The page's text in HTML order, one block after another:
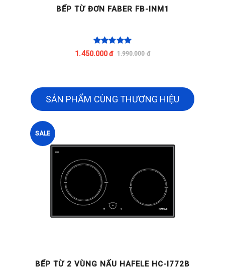
BẾP TỪ ĐƠN FABER FB-INM1
1.450.000 đ 1.990.000 đ
SẢN PHẨM CÙNG THƯƠNG HIỆU
SALE
BẾP TỪ 2 VÙNG NẤU HAFELE HC-I772B